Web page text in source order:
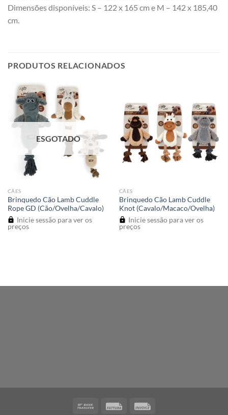
Dimensões disponíveis: S – 122 x 165 cm e M – 142 x 185,40
cm.
PRODUTOS RELACIONADOS
ESGOTADO
CÃES
Brinquedo Cão Lamb Cuddle
Rope GD (Cão/Ovelha/Cavalo)
Inicie sessão para ver os
preços
CÃES
Brinquedo Cão Lamb Cuddle
Knot (Cavalo/Macaco/Ovelha)
Inicie sessão para ver os
preços